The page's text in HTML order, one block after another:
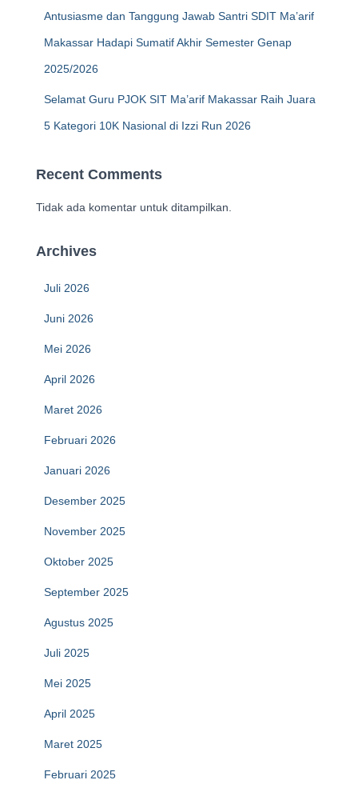
Antusiasme dan Tanggung Jawab Santri SDIT Ma’arif
Makassar Hadapi Sumatif Akhir Semester Genap
2025/2026
Selamat Guru PJOK SIT Ma’arif Makassar Raih Juara
5 Kategori 10K Nasional di Izzi Run 2026
Recent Comments
Tidak ada komentar untuk ditampilkan.
Archives
Juli 2026
Juni 2026
Mei 2026
April 2026
Maret 2026
Februari 2026
Januari 2026
Desember 2025
November 2025
Oktober 2025
September 2025
Agustus 2025
Juli 2025
Mei 2025
April 2025
Maret 2025
Februari 2025